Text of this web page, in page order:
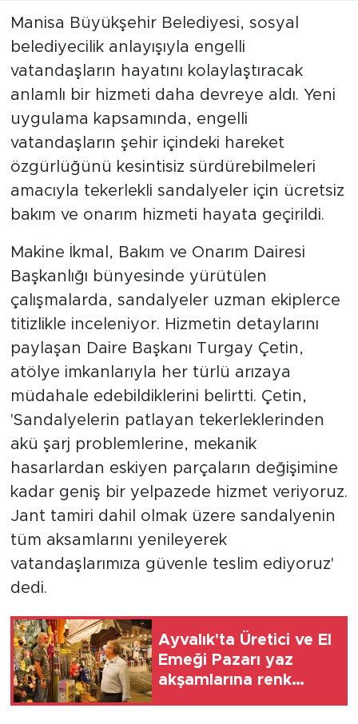
Manisa Büyükşehir Belediyesi, sosyal
belediyecilik anlayışıyla engelli
vatandaşların hayatını kolaylaştıracak
anlamlı bir hizmeti daha devreye aldı. Yeni
uygulama kapsamında, engelli
vatandaşların şehir içindeki hareket
özgürlüğünü kesintisiz sürdürebilmeleri
amacıyla tekerlekli sandalyeler için ücretsiz
bakım ve onarım hizmeti hayata geçirildi.
Makine İkmal, Bakım ve Onarım Dairesi
Başkanlığı bünyesinde yürütülen
çalışmalarda, sandalyeler uzman ekiplerce
titizlikle inceleniyor. Hizmetin detaylarını
paylaşan Daire Başkanı Turgay Çetin,
atölye imkanlarıyla her türlü arızaya
müdahale edebildiklerini belirtti. Çetin,
'Sandalyelerin patlayan tekerleklerinden
akü şarj problemlerine, mekanik
hasarlardan eskiyen parçaların değişimine
kadar geniş bir yelpazede hizmet veriyoruz.
Jant tamiri dahil olmak üzere sandalyenin
tüm aksamlarını yenileyerek
vatandaşlarımıza güvenle teslim ediyoruz'
dedi.
Ayvalık'ta Üretici ve El
Emeği Pazarı yaz
akşamlarına renk